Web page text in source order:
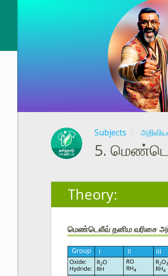
Subjects
5.
Theory:
மெண்டெலீவ் தனிம வரிசை